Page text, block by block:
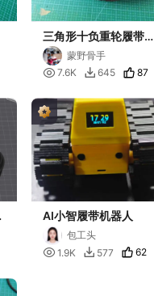
三角形十负重轮履带模
块机器人行走机构
蒙野骨手
 7.6K  645 87
AI小智履带机器人
包工头
 1.9K  577 62